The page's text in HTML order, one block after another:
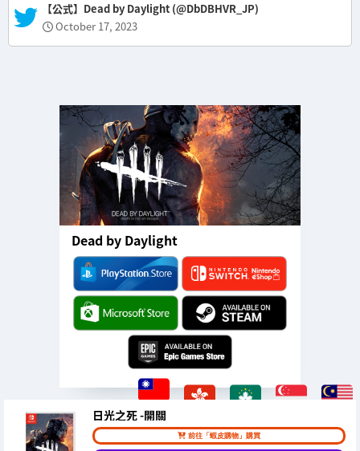
— 【公式】Dead by Daylight (@DbDBHVR_JP)
October 17, 2023
Dead by Daylight
日光之死 -開關
前往「蝦皮購物」購買